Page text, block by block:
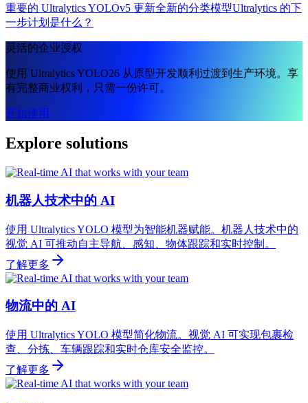
重要的 Ultralytics YOLOv5 更新全新的分类模型Ultralytics 的下
一步计划是什么？
灵活的企业授权
使用 Ultralytics YOLO26 从原型开发顺利过渡到生产环境。享
有完整商业权利，只需一份许可。
开始使用
Explore solutions
机器人技术中的 AI
使用 Ultralytics YOLO 模型为智能机器赋能。机器人技术中的
视觉 AI 可推动自主导航、感知、物体跟踪和实时控制。
了解更多
物流中的 AI
使用 Ultralytics YOLO 模型简化物流。视觉 AI 可实现包裹检
查、分拣、车辆跟踪和实时仓库安全监控。
了解更多